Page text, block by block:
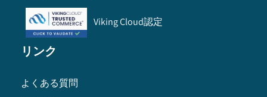
Viking Cloud認定
リンク
よくある質問